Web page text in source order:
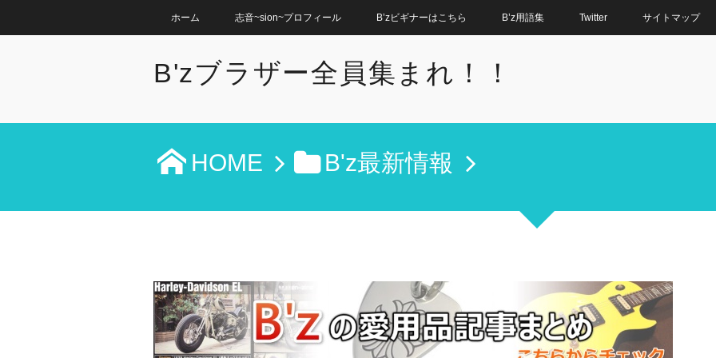
ホーム 志音~sion~プロフィール B’zビギナーはこちら B’z用語集 Twitter サイトマップ
B'zブラザー全員集まれ！！
HOME B'z最新情報